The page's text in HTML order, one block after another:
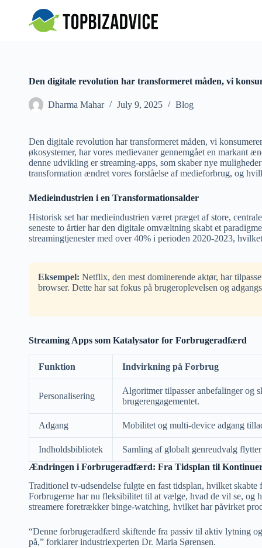
Den digitale revolution har transformeret måden, vi
Dharma Mahar July 9, 2025 Blog
Den digitale revolution har transformeret måden, vi
økosystemer, har vores medievaner gennemgået en markant
denne udvikling er streaming-apps, som skaber nye
transformation ændret vores forståelse af medieforbrug, og
Medieindustrien i en Transformationsalder
Historisk set har medieindustrien været præget af store,
seneste to årtier har den digitale omvæltning skabt et
streamingtjenester med over 40% i perioden 2020-2023,
Eksempel: Netflix, den mest dominerende aktør, har
browser. Dette har sat fokus på brugeroplevelsen og
Streaming Apps som Katalysator for Forbrugeradfærd
Funktion Indvirkning på Forbrug
Personalisering
Algoritmer tilpasser anbefalinger og
brugerengagementet.
Adgang Mobilitet og multi-device adgang
Indholdsbibliotek
Samling af globalt genreudvalg
Ændringen i Forbrugeradfærd: Fra Tidsplan til
Traditionel tv-udsendelse fulgte en fast tidsplan, hvilket
Forbrugerne har nu fleksibilitet til at vælge, hvad de vil se, og
streamere foretrækker binge-watching, hvilket har påvirket
“Denne forbrugeradfærd skiftende fra passiv til aktiv lytning
på,” forklarer industriexperten Dr. Maria Sørensen.